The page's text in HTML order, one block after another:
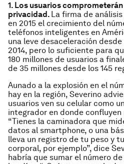
1. Los usuarios comprometerán
privacidad. La firma de
en 2015 el crecimiento del
teléfonos inteligentes en
una leve desaceleración
2014, pero lo suficiente para
180 millones de usuarios a
de 35 millones desde los 145
Aunado a la explosión en el
hay en la región, Severino
usuarios ven su celular como
integrador en donde
“Tienes la caminadora que
datos al smartphone, o una
lleva un registro de tu peso y
corporal, por ejemplo”, dice
habría que sumar el número